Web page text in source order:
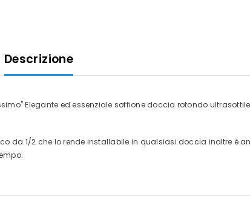
Descrizione
Elegante ed essenziale soffione doccia rotondo
da 1/2 che lo rende installabile in qualsiasi doccia inoltre è